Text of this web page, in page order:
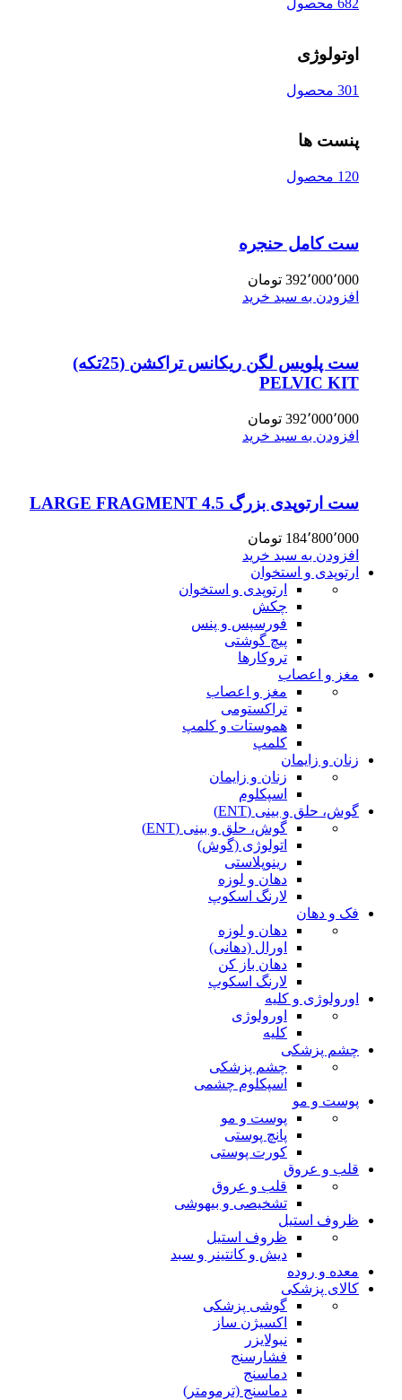
682 محصول
اوتولوژی
301 محصول
پنست ها
120 محصول
ست کامل حنجره
392٬000٬000 تومان
افزودن به سبد خرید
ست پلویس لگن ریکانس تراکشن (25تکه)
PELVIC KIT
392٬000٬000 تومان
افزودن به سبد خرید
ست ارتوپدی بزرگ 4.5 LARGE FRAGMENT
184٬800٬000 تومان
افزودن به سبد خرید
ارتوپدی و استخوان
ارتوپدی و استخوان
چکش
فورسپس و پنس
پیچ گوشتی
تروکارها
مغز و اعصاب
مغز و اعصاب
تراکستومی
هموستات و کلمپ
کلمپ
زنان و زایمان
زنان و زایمان
اسپکلوم
گوش، حلق و بینی (ENT)
گوش، حلق و بینی (ENT)
اتولوژی (گوش)
رینوپلاستی
دهان و لوزه
لارنگ اسکوپ
فک و دهان
دهان و لوزه
اورال (دهانی)
دهان باز کن
لارنگ اسکوپ
اورولوژی و کلیه
اورولوژی
کلیه
چشم پزشکی
چشم پزشکی
اسپکلوم چشمی
پوست و مو
پوست و مو
پانچ پوستی
کورت پوستی
قلب و عروق
قلب و عروق
تشخیصی و بیهوشی
ظروف استیل
ظروف استیل
دیش و کانتینر و سبد
معده و روده
کالای پزشکی
گوشی پزشکی
اکسیژن ساز
نبولایزر
فشارسنج
دماسنج
دماسنج (ترمومتر)